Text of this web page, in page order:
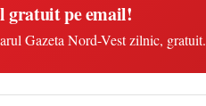
gratuit pe email!
Gazeta Nord-Vest zilnic, gratuit.